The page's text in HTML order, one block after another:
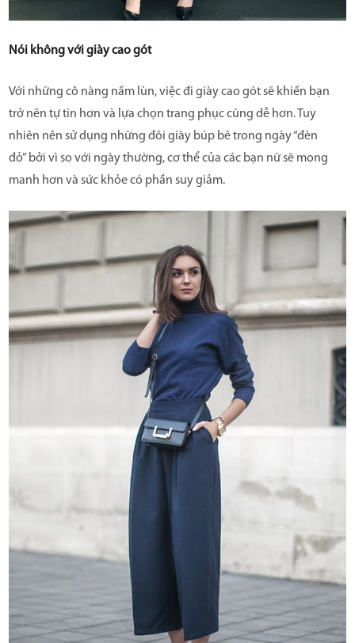
Nói không với giày cao gót
Với những cô nàng nấm lùn, việc đi giày cao gót sẽ khiến bạn
trở nên tự tin hơn và lựa chọn trang phục cũng dễ hơn. Tuy
nhiên nên sử dụng những đôi giày búp bê trong ngày “đèn
đỏ” bởi vì so với ngày thường, cơ thể của các bạn nữ sẽ mong
manh hơn và sức khỏe có phần suy giảm.